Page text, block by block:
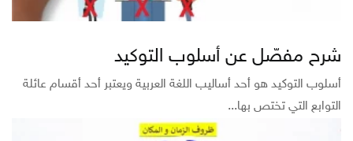
شرح مفصّل عن أسلوب التوكيد
أسلوب التوكيد هو أحد أساليب اللغة العربية ويعتبر أحد أقسام عائلة
التوابع التي تختص بها...